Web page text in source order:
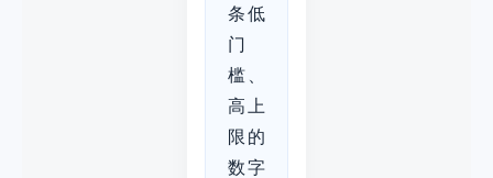
条低
门
槛、
高上
限的
数字